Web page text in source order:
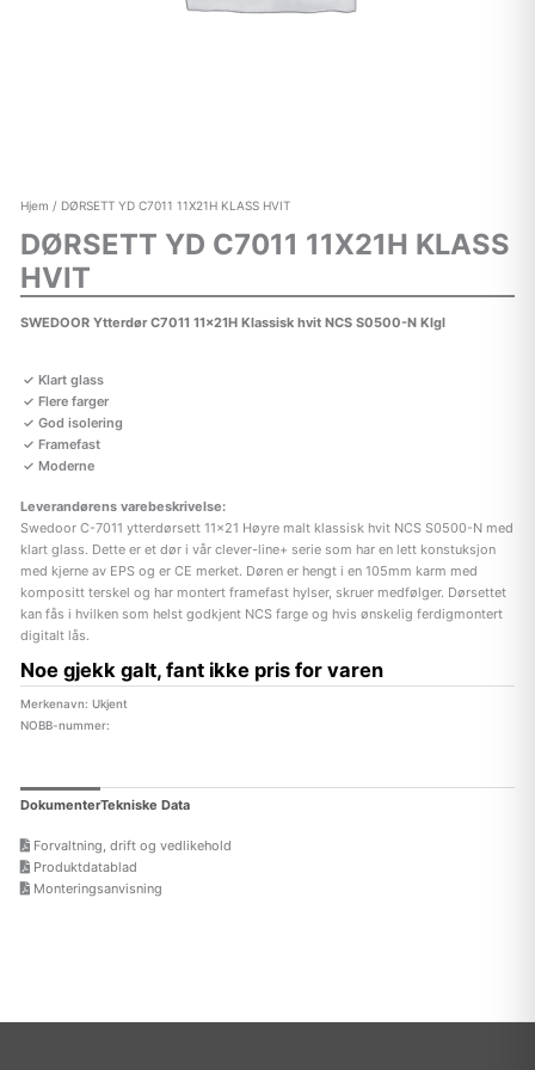
Hjem / DØRSETT YD C7011 11X21H KLASS HVIT
DØRSETT YD C7011 11X21H KLASS
HVIT
SWEDOOR Ytterdør C7011 11x21H Klassisk hvit NCS S0500-N Klgl
Klart glass
Flere farger
God isolering
Framefast
Moderne
Leverandørens varebeskrivelse:
Swedoor C-7011 ytterdørsett 11×21 Høyre malt klassisk hvit NCS S0500-N med
klart glass. Dette er et dør i vår clever-line+ serie som har en lett konstuksjon
med kjerne av EPS og er CE merket. Døren er hengt i en 105mm karm med
kompositt terskel og har montert framefast hylser, skruer medfølger. Dørsettet
kan fås i hvilken som helst godkjent NCS farge og hvis ønskelig ferdigmontert
digitalt lås.
Noe gjekk galt, fant ikke pris for varen
Merkenavn: Ukjent
NOBB-nummer:
DokumenterTekniske Data
Forvaltning, drift og vedlikehold
Produktdatablad
Monteringsanvisning